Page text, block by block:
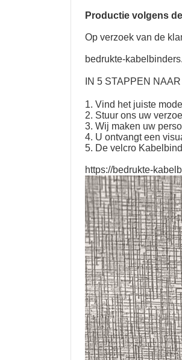
Productie volgens
Op verzoek van de
bedrukte-
IN 5 STAPPEN
1. Vind het juiste model
2. Stuur ons uw
3. Wij maken uw
4. U ontvangt een
5. De velcro
https://bedrukte-